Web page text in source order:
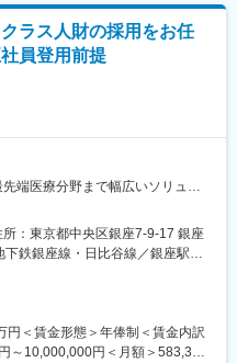
ルメント、営業オペレーション
ト体制（未経験者の立上りスピ
ライアント企業様への最高品質
ています。プロダクト開発もイ
ダクト、企画、営業が部門を横
ます。
戦略的なコンサルティングを行
構造を理解した上で、集客最適
けていただけるポジションで
ォームサービス出身のメンバー
ッドハンター様向けのESS部
ラス人財の採用をお任
員登用前提
端医療分野まで幅広いソリュー
用を中心とした人事業務を担って
ーケティングなど専門性の高い
ており、経営層と連携しなが
役割を担っていただきます。
：東京都中央区銀座7-9-17 銀座
鉄銀座線・日比谷線／銀座駅受
範囲：会社の定める事業所
円＜賃金形態＞年俸制＜賃金内訳
～10,000,000円＜月額＞583,333